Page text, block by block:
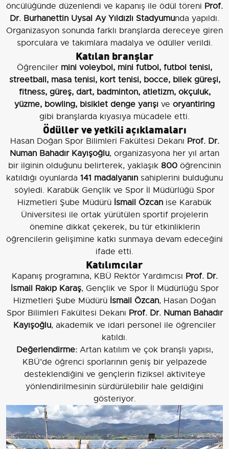
öncülüğünde düzenlendi ve kapanış ile ödül töreni Prof.
Dr. Burhanettin Uysal Ay Yıldızlı Stadyumunda yapıldı.
Organizasyon sonunda farklı branşlarda dereceye giren
sporculara ve takımlara madalya ve ödüller verildi.
Katılan branşlar
Öğrenciler mini voleybol, mini futbol, futbol tenisi,
streetball, masa tenisi, kort tenisi, bocce, bilek güreşi,
fitness, güreş, dart, badminton, atletizm, okçuluk,
yüzme, bowling, bisiklet denge yarışı ve oryantiring
gibi branşlarda kıyasıya mücadele etti.
Ödüller ve yetkili açıklamaları
Hasan Doğan Spor Bilimleri Fakültesi Dekanı Prof. Dr.
Numan Bahadır Kayışoğlu, organizasyona her yıl artan
bir ilginin olduğunu belirterek, yaklaşık 800 öğrencinin
katıldığı oyunlarda 141 madalyanın sahiplerini bulduğunu
söyledi. Karabük Gençlik ve Spor İl Müdürlüğü Spor
Hizmetleri Şube Müdürü İsmail Özcan ise Karabük
Üniversitesi ile ortak yürütülen sportif projelerin
önemine dikkat çekerek, bu tür etkinliklerin
öğrencilerin gelişimine katkı sunmaya devam edeceğini
ifade etti.
Katılımcılar
Kapanış programına, KBÜ Rektör Yardımcısı Prof. Dr.
İsmail Rakıp Karaş, Gençlik ve Spor İl Müdürlüğü Spor
Hizmetleri Şube Müdürü İsmail Özcan, Hasan Doğan
Spor Bilimleri Fakültesi Dekanı Prof. Dr. Numan Bahadır
Kayışoğlu, akademik ve idari personel ile öğrenciler
katıldı.
Değerlendirme:Artan katılım ve çok branşlı yapısı,
KBÜ’de öğrenci sporlarının geniş bir yelpazede
desteklendiğini ve gençlerin fiziksel aktiviteye
yönlendirilmesinin sürdürülebilir hale geldiğini
gösteriyor.